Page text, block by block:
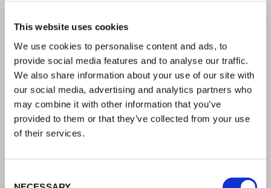
This website uses cookies
We use cookies to personalise content and ads, to
provide social media features and to analyse our traffic.
We also share information about your use of our site with
our social media, advertising and analytics partners who
may combine it with other information that you’ve
provided to them or that they’ve collected from your use
of their services.
CARICO A ROTTURA
ALU HAR 106 CW 100 N/25mm
ALU HAR 107 CW 100 N/25mm
ALU HAR 107 PLUS CW 100 N/25mm
ALU HAR 108 CW 120 N/25mm
ALU HAR 108 PLUS CW 120 N/25mm
(PSTC-131 / ASTM D 3759)